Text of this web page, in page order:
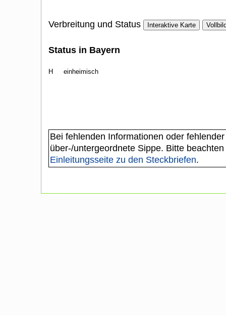
Verbreitung und Status Interaktive Karte
Status in Bayern
H einheimisch
Bei fehlenden Informationen oder
über-/untergeordnete Sippe. Bitte
Einleitungsseite zu den Steckbriefen.